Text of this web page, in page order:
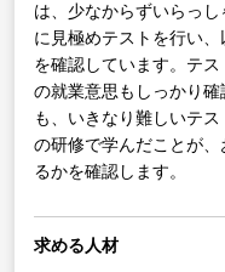
は、少なからずいらっ
に見極めテストを行い
を確認しています。テ
の就業意思もしっかり
も、いきなり難しいテ
の研修で学んだことが
るかを確認します。
求める人材